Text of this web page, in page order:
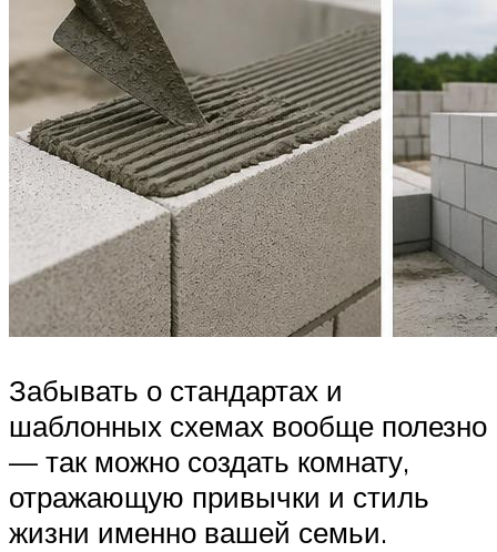
Забывать о стандартах и
шаблонных схемах вообще полезно
— так можно создать комнату,
отражающую привычки и стиль
жизни именно вашей семьи.